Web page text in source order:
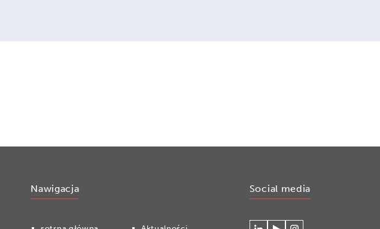
Nawigacja Social media